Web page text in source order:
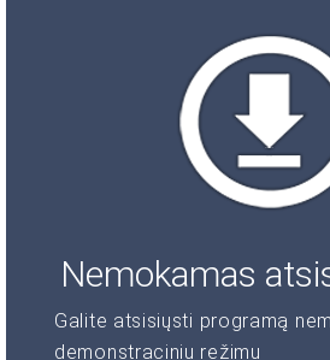
Nemokamas
Galite atsisiųsti programą
demonstraciniu režimu